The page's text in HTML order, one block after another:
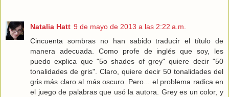
Natalia Hatt 9 de mayo de 2013 a las 2:22 a.m.
Cincuenta sombras no han sabido traducir el título de
manera adecuada. Como profe de inglés que soy, les
puedo explica que "5o shades of grey" quiere decir "50
tonalidades de gris". Claro, quiere decir 50 tonalidades del
gris más claro al más oscuro. Pero... el problema radica en
el juego de palabras que usó la autora. Grey es un color, y